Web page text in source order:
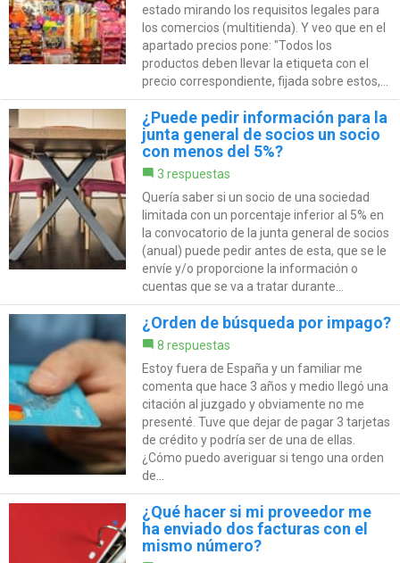
estado mirando los requisitos legales para
los comercios (multitienda). Y veo que en el
apartado precios pone: "Todos los
productos deben llevar la etiqueta con el
precio correspondiente, fijada sobre estos,...
¿Puede pedir información para la
junta general de socios un socio
con menos del 5%?
3 respuestas
Quería saber si un socio de una sociedad
limitada con un porcentaje inferior al 5% en
la convocatorio de la junta general de socios
(anual) puede pedir antes de esta, que se le
envíe y/o proporcione la información o
cuentas que se va a tratar durante...
¿Orden de búsqueda por impago?
8 respuestas
Estoy fuera de España y un familiar me
comenta que hace 3 años y medio llegó una
citación al juzgado y obviamente no me
presenté. Tuve que dejar de pagar 3 tarjetas
de crédito y podría ser de una de ellas.
¿Cómo puedo averiguar si tengo una orden
de...
¿Qué hacer si mi proveedor me
ha enviado dos facturas con el
mismo número?